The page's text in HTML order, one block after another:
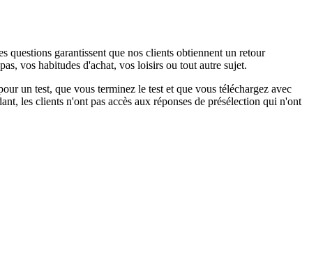
questions garantissent que nos clients obtiennent un retour
vos habitudes d'achat, vos loisirs ou tout autre sujet.
un test, que vous terminez le test et que vous téléchargez avec
les clients n'ont pas accès aux réponses de présélection qui n'ont